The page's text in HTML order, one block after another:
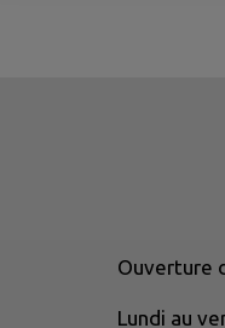
Ouverture
Lundi au